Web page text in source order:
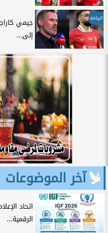
الرياضة
جيمي
إلى...
آخر الموضوعات
اتحاد
الرقمية...